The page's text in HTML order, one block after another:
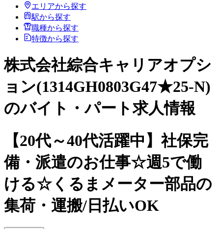
エリアから探す
駅から探す
職種から探す
特徴から探す
株式会社綜合キャリアオプシ
ョン(1314GH0803G47★25-N)
のバイト・パート求人情報
【20代～40代活躍中】社保完
備・派遣のお仕事☆週5で働
ける☆くるまメーター部品の
集荷・運搬/日払いOK